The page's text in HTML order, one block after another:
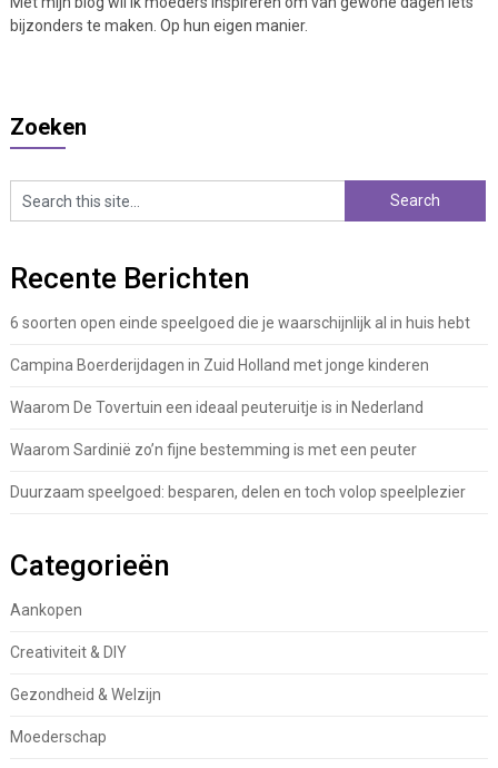
bijzonders te maken. Op hun eigen manier.
Zoeken
Recente Berichten
6 soorten open einde speelgoed die je waarschijnlijk al in huis hebt
Campina Boerderijdagen in Zuid Holland met jonge kinderen
Waarom De Tovertuin een ideaal peuteruitje is in Nederland
Waarom Sardinië zo’n fijne bestemming is met een peuter
Duurzaam speelgoed: besparen, delen en toch volop speelplezier
Categorieën
Aankopen
Creativiteit & DIY
Gezondheid & Welzijn
Moederschap